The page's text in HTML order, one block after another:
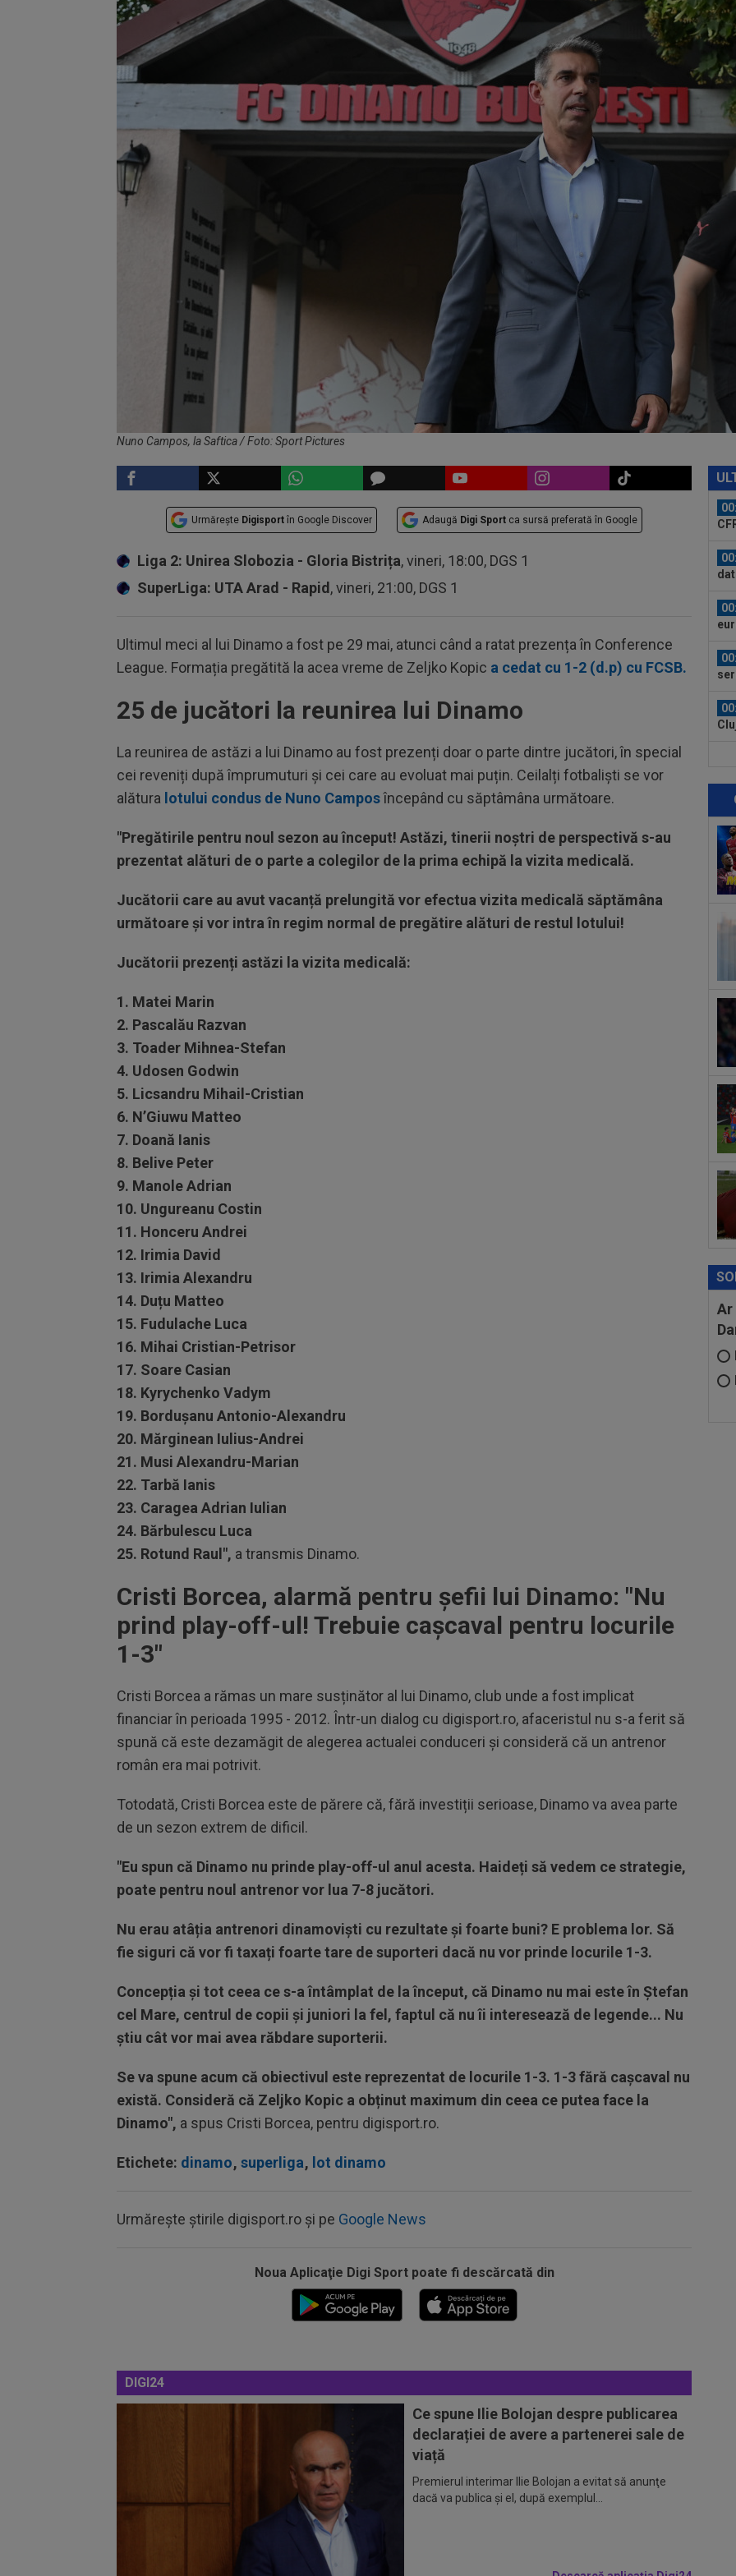
Nuno Campos, la Saftica / Foto: Sport Pictures
Urmărește Digisport în Google Discover Adaugă Digi Sport ca sursă preferată în Google
Liga 2: Unirea Slobozia - Gloria Bistrița, vineri, 18:00, DGS 1
SuperLiga: UTA Arad - Rapid , vineri, 21:00, DGS 1
Ultimul meci al lui Dinamo a fost pe 29 mai, atunci când a ratat prezența în Conference
League. Formația pregătită la acea vreme de Zeljko Kopic a cedat cu 1-2 (d.p) cu FCSB.
25 de jucători la reunirea lui Dinamo
La reunirea de astăzi a lui Dinamo au fost prezenți doar o parte dintre jucători, în special
cei reveniți după împrumuturi și cei care au evoluat mai puțin. Ceilalți fotbaliști se vor
alătura lotului condus de Nuno Camposîncepând cu săptâmâna următoare.
"Pregătirile pentru noul sezon au început! Astăzi, tinerii noștri de perspectivă s-au
prezentat alături de o parte a colegilor de la prima echipă la vizita medicală.
Jucătorii care au avut vacanță prelungită vor efectua vizita medicală săptămâna
următoare și vor intra în regim normal de pregătire alături de restul lotului!
Jucătorii prezenți astăzi la vizita medicală:
1. Matei Marin
2. Pascalău Razvan
3. Toader Mihnea-Stefan
4. Udosen Godwin
5. Licsandru Mihail-Cristian
6. N’Giuwu Matteo
7. Doană Ianis
8. Belive Peter
9. Manole Adrian
10. Ungureanu Costin
11. Honceru Andrei
12. Irimia David
13. Irimia Alexandru
14. Duțu Matteo
15. Fudulache Luca
16. Mihai Cristian-Petrisor
17. Soare Casian
18. Kyrychenko Vadym
19. Bordușanu Antonio-Alexandru
20. Mărginean Iulius-Andrei
21. Musi Alexandru-Marian
22. Tarbă Ianis
23. Caragea Adrian Iulian
24. Bărbulescu Luca
25. Rotund Raul", a transmis Dinamo.
Cristi Borcea, alarmă pentru șefii lui Dinamo: "Nu
prind play-off-ul! Trebuie cașcaval pentru locurile
1-3"
Cristi Borcea a rămas un mare susținător al lui Dinamo, club unde a fost implicat
financiar în perioada 1995 - 2012. Într-un dialog cu digisport.ro, afaceristul nu s-a ferit să
spună că este dezamăgit de alegerea actualei conduceri și consideră că un antrenor
român era mai potrivit.
Totodată, Cristi Borcea este de părere că, fără investiții serioase, Dinamo va avea parte
de un sezon extrem de dificil.
"Eu spun că Dinamo nu prinde play-off-ul anul acesta. Haideți să vedem ce strategie,
poate pentru noul antrenor vor lua 7-8 jucători.
Nu erau atâția antrenori dinamoviști cu rezultate și foarte buni? E problema lor. Să
fie siguri că vor fi taxați foarte tare de suporteri dacă nu vor prinde locurile 1-3.
Concepția și tot ceea ce s-a întâmplat de la început, că Dinamo nu mai este în Ștefan
cel Mare, centrul de copii și juniori la fel, faptul că nu îi interesează de legende... Nu
știu cât vor mai avea răbdare suporterii.
Se va spune acum că obiectivul este reprezentat de locurile 1-3. 1-3 fără cașcaval nu
există. Consideră că Zeljko Kopic a obținut maximum din ceea ce putea face la
Dinamo", a spus Cristi Borcea, pentru digisport.ro.
Etichete: dinamo, superliga, lot dinamo
Urmărește știrile digisport.ro și pe Google News
Noua Aplicaţie Digi Sport poate fi descărcată din
DIGI24
Ce spune Ilie Bolojan despre publicarea
declarației de avere a partenerei sale de
viață
Premierul interimar Ilie Bolojan a evitat să anunţe
dacă va publica şi el, după exemplul...
0-
ți
se
pe
un...
ți
Ar